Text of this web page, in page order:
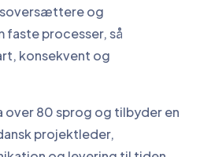
og
faste processer, så
konsekvent og
80 sprog og tilbyder en
projektleder,